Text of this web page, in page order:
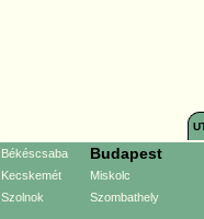
Békéscsaba Budapest
Kecskemét
Miskolc
Szolnok
Szombathely